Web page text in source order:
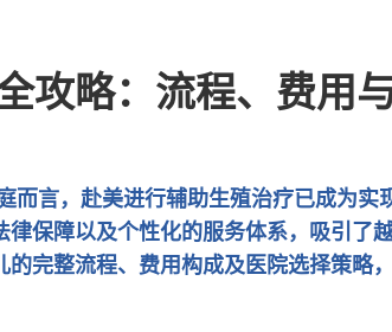
攻略：流程、费用
而言，赴美进行辅助生殖治疗已成为
保障以及个性化的服务体系，吸引了
完整流程、费用构成及医院选择策略